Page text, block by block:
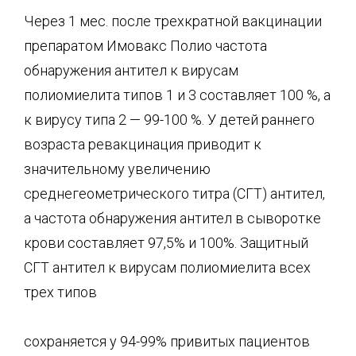
Через 1 мес. после трехкратной вакцинации
препаратом Имовакс Полио частота
обнаружения антител к вирусам
полиомиелита типов 1 и 3 составляет 100 %, а
к вирусу типа 2 — 99-100 %. У детей раннего
возраста ревакцинация приводит к
значительному увеличению
среднегеометрического титра (СГТ) антител,
а частота обнаружения антител в сыворотке
крови составляет 97,5% и 100%. Защитный
СГТ антител к вирусам полиомиелита всех
трех типов
сохраняется у 94-99% привитых пациентов